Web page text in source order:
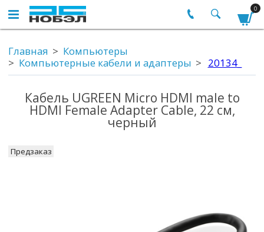
0
Главная
Компьютеры
Компьютерные кабели и адаптеры
20134_
Кабель UGREEN Micro HDMI male to
HDMI Female Adapter Cable, 22 см,
черный
Предзаказ